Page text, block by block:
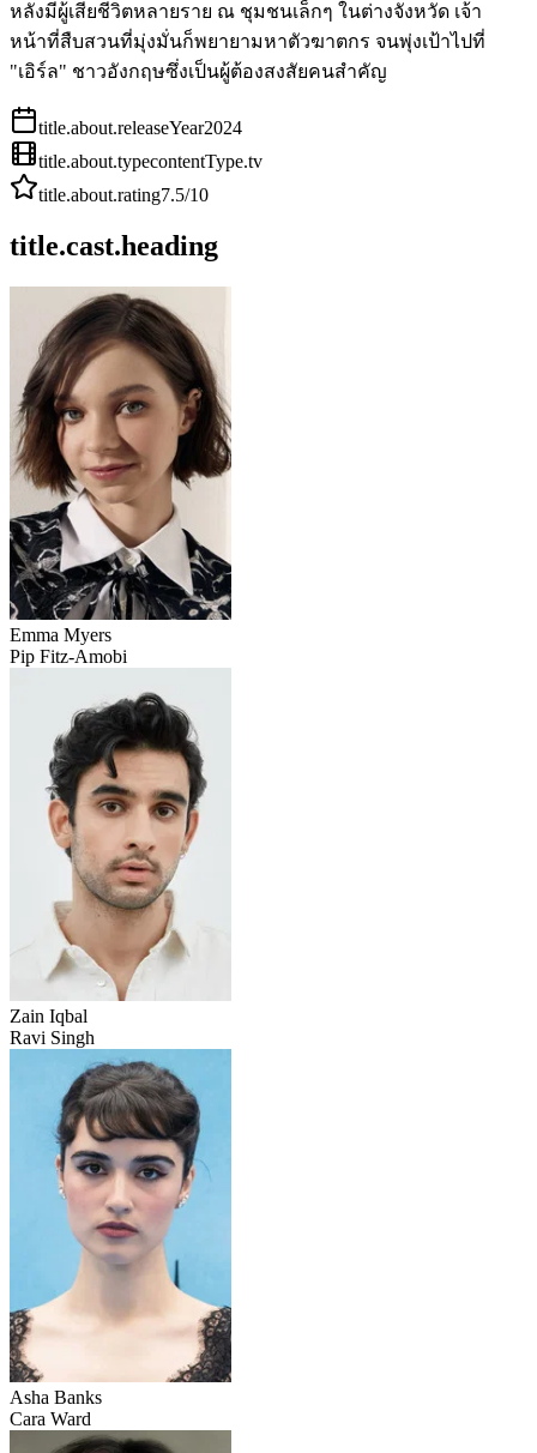
หลังมีผู้เสียชีวิตหลายราย ณ ชุมชนเล็กๆ ในต่างจังหวัด เจ้า
หน้าที่สืบสวนที่มุ่งมั่นก็พยายามหาตัวฆาตกร จนพุ่งเป้าไปที่
"เอิร์ล" ชาวอังกฤษซึ่งเป็นผู้ต้องสงสัยคนสำคัญ
title.about.releaseYear2024
title.about.typecontentType.tv
title.about.rating7.5/10
title.cast.heading
Emma Myers
Pip Fitz-Amobi
Zain Iqbal
Ravi Singh
Asha Banks
Cara Ward